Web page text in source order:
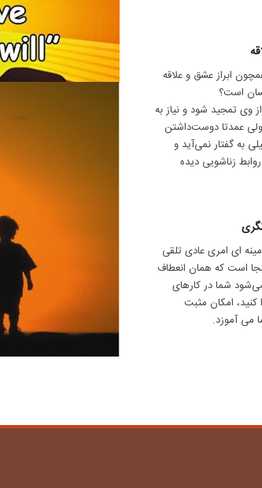
ابراز عشق و علاقه
است؟
وی تمجید شود و نیاز به
عمدتا دوست‌داشتن
به گفتار نمی‌آید و
زناشویی دیده
ای امری عادی تلقی
است که همان انعطاف
شما در کارهای
کنید، امکان مثبت
می آموزد.